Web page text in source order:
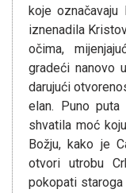
koje
iznenadila
očima,
gradeći nanovo
darujući
elan. Puno
shvatila moć
Božju, kako je
otvori utrobu
pokopati